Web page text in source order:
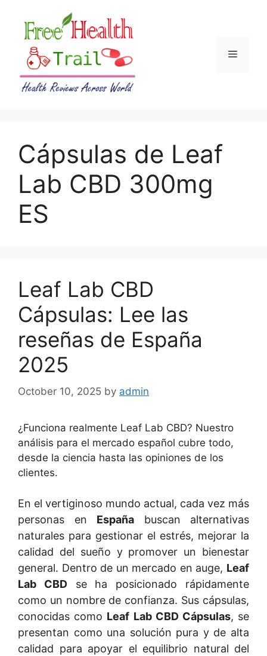
content
Menu
Cápsulas de Leaf
Lab CBD 300mg
ES
Leaf Lab CBD
Cápsulas: Lee las
reseñas de España
2025
October 10, 2025 by admin
¿Funciona realmente Leaf Lab CBD? Nuestro
análisis para el mercado español cubre todo,
desde la ciencia hasta las opiniones de los
clientes.
En el vertiginoso mundo actual, cada vez más
personas en España buscan alternativas
naturales para gestionar el estrés, mejorar la
calidad del sueño y promover un bienestar
general. Dentro de un mercado en auge, Leaf
Lab CBDse ha posicionado rápidamente
como un nombre de confianza. Sus cápsulas,
conocidas como Leaf Lab CBD Cápsulas, se
presentan como una solución pura y de alta
calidad para apoyar el equilibrio natural del